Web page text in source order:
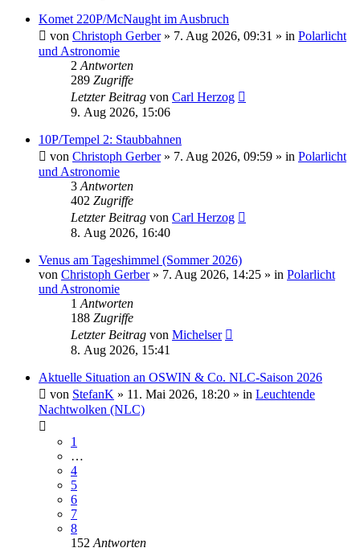
Komet 220P/McNaught im Ausbruch
von Christoph Gerber» 7. Aug 2026, 09:31 » in Polarlicht
und Astronomie
2 Antworten
289 Zugriffe
Letzter Beitrag von Carl Herzog
9. Aug 2026, 15:06
10P/Tempel 2: Staubbahnen
von Christoph Gerber» 7. Aug 2026, 09:59 » in Polarlicht
und Astronomie
3 Antworten
402 Zugriffe
Letzter Beitrag von Carl Herzog
8. Aug 2026, 16:40
Venus am Tageshimmel (Sommer 2026)
von Christoph Gerber» 7. Aug 2026, 14:25 » in Polarlicht
und Astronomie
1 Antworten
188 Zugriffe
Letzter Beitrag von Michelser
8. Aug 2026, 15:41
Aktuelle Situation an OSWIN & Co. NLC-Saison 2026
von StefanK » 11. Mai 2026, 18:20 » in Leuchtende
Nachtwolken (NLC)
1
…
4
5
6
7
8
152 Antworten